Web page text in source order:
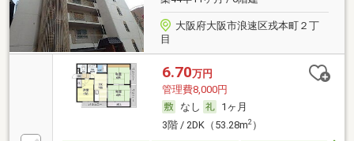
大阪府大阪市浪速区戎本町２丁
目
6.70万円
管理費8,000円
なし
1ヶ月
3階 / 2DK（53.28m2）